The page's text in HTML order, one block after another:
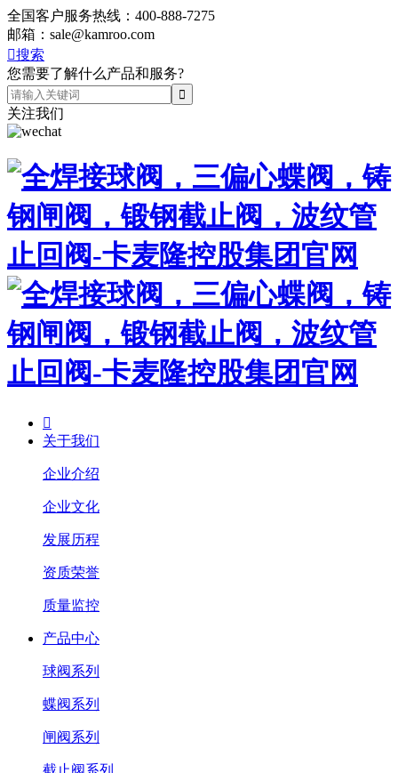
全国客户服务热线： 400-888-7275
邮箱： sale@kamroo.com
搜索
您需要了解什么产品和服务?
关注我们

关于我们
企业介绍
企业文化
发展历程
资质荣誉
质量监控
产品中心
球阀系列
蝶阀系列
闸阀系列
截止阀系列